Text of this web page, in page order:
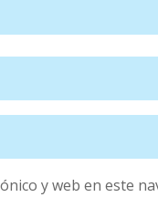
y web en este